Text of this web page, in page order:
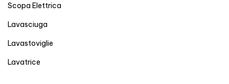
Scopa Elettrica
Lavasciuga
Lavastoviglie
Lavatrice